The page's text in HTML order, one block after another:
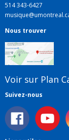
514 343-6427
Nous trouver
Voir sur Plan
Suivez-nous